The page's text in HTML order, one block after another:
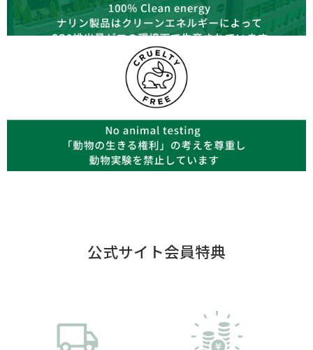
公式サイト会員特典